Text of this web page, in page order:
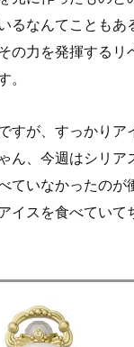
るなんてこともあ
の力を発揮するリ
。
すが、すっかりア
ん、今週はシリア
ていなかったのが
イスを食べていて